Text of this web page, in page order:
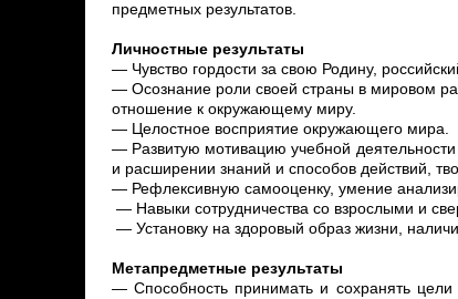
предметных результатов.
Личностные результаты
— Чувство гордости за свою Родину,
— Осознание роли своей страны в мировом
отношение к окружающему миру.
— Целостное восприятие окружающего мира.
— Развитую мотивацию учебной
и расширении знаний и способов действий,
— Рефлексивную самооценку, умение
— Навыки сотрудничества со взрослыми и
— Установку на здоровый образ жизни,
Метапредметные результаты
— Способность принимать и сохранять цели